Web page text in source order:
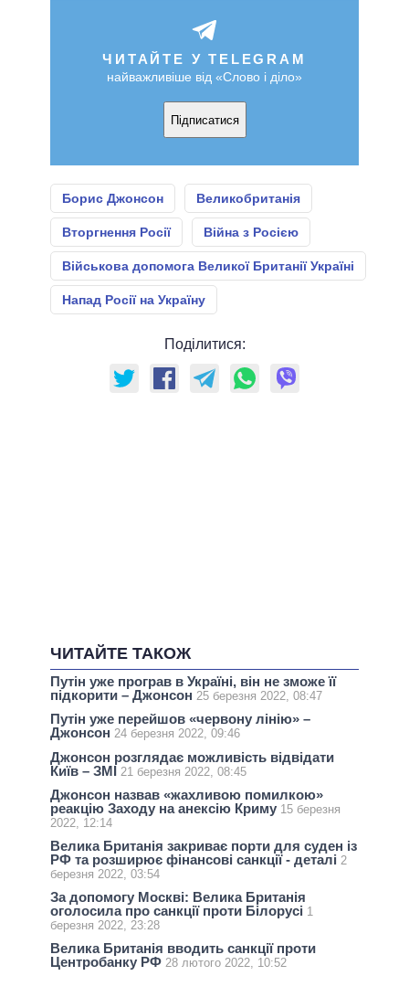
ЧИТАЙТЕ У TELEGRAM
найважливіше від «Слово і діло»
Підписатися
Борис Джонсон Великобританія
Вторгнення Росії Війна з Росією
Військова допомога Великої Британії Україні
Напад Росії на Україну
Поділитися:
ЧИТАЙТЕ ТАКОЖ
Путін уже програв в Україні, він не зможе її
підкорити – Джонсон 25 березня 2022, 08:47
Путін уже перейшов «червону лінію» –
Джонсон 24 березня 2022, 09:46
Джонсон розглядає можливість відвідати
Київ – ЗМІ 21 березня 2022, 08:45
Джонсон назвав «жахливою помилкою»
реакцію Заходу на анексію Криму 15 березня
2022, 12:14
Велика Британія закриває порти для суден із
РФ та розширює фінансові санкції - деталі 2
березня 2022, 03:54
За допомогу Москві: Велика Британія
оголосила про санкції проти Білорусі 1
березня 2022, 23:28
Велика Британія вводить санкції проти
Центробанку РФ 28 лютого 2022, 10:52